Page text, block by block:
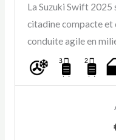
La Suzuki Swift 2025
citadine compacte et
conduite agile en